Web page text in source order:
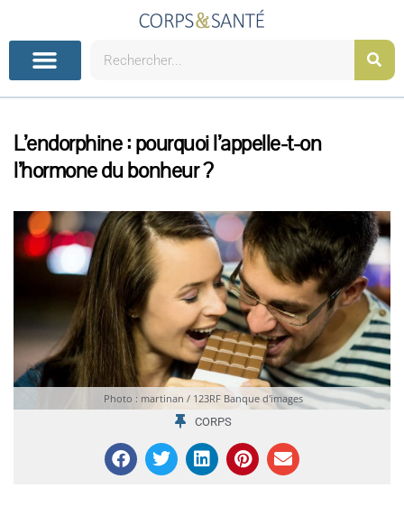
L’endorphine : pourquoi l’appelle-t-on
l’hormone du bonheur ?
Photo : martinan / 123RF Banque d'images
CORPS